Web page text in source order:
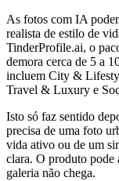
As fotos com IA
realista de estilo de
TinderProfile.ai, o
demora cerca de 5 a
incluem City &
Travel & Luxury e
Isto só faz sentido
precisa de uma foto
vida ativo ou de um
clara. O produto pode
galeria não chega.